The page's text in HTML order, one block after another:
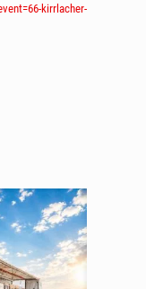
kirrlacher-